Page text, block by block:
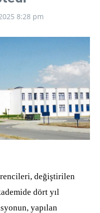
8:28 pm
değiştirilen
dört yıl
yapılan